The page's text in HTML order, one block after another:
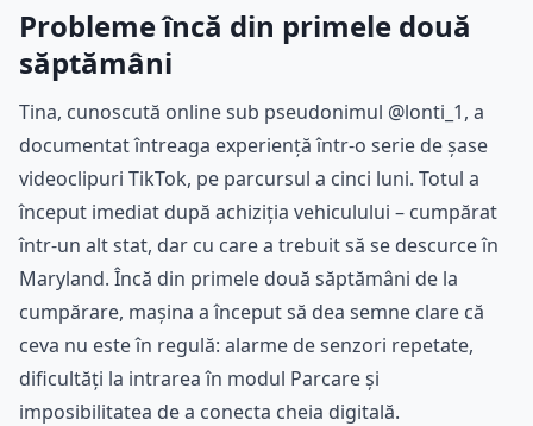
Probleme încă din primele două
săptămâni
Tina, cunoscută online sub pseudonimul @lonti_1, a
documentat întreaga experiență într-o serie de șase
videoclipuri TikTok, pe parcursul a cinci luni. Totul a
început imediat după achiziția vehiculului – cumpărat
într-un alt stat, dar cu care a trebuit să se descurce în
Maryland. Încă din primele două săptămâni de la
cumpărare, mașina a început să dea semne clare că
ceva nu este în regulă: alarme de senzori repetate,
dificultăți la intrarea în modul Parcare și
imposibilitatea de a conecta cheia digitală.